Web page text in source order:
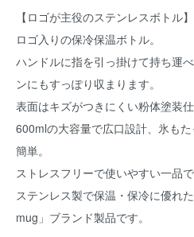
【ロゴが主役のステンレスボトル】
ロゴ入りの保冷保温ボトル。
ハンドルに指を引っ掛けて持ち運
ンにもすっぽり収まります。
表面はキズがつきにくい粉体塗装仕
600mlの大容量で広口設計、氷も
簡単。
ストレスフリーで使いやすい一品で
ステンレス製で保温・保冷に優れ
mug」ブランド製品です。